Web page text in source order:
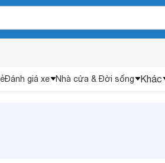
Đánh giá xe Nhà cửa & Đời sống Khác